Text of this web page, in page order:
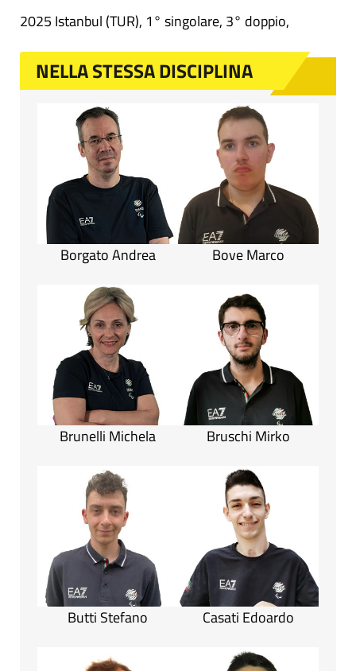
2025 Istanbul (TUR), 1° singolare, 3° doppio,
NELLA STESSA DISCIPLINA
Borgato Andrea Bove Marco
Brunelli Michela Bruschi Mirko
Butti Stefano Casati Edoardo